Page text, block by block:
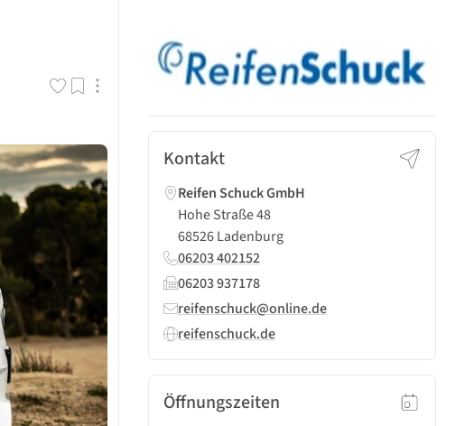
Kontakt
Reifen Schuck GmbH
Hohe Straße 48
68526 Ladenburg
06203 402152
06203 937178
reifenschuck@online.de
reifenschuck.de
Öffnungszeiten